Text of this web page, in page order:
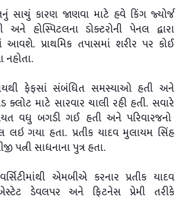
સાચું કારણ જાણવા માટે હવે કિંગ જ્યોર્જ
અને હોસ્પિટલના ડોક્ટરોની પેનલ દ્વારા
આવશે. પ્રાથમિક તપાસમાં શરીર પર કોઈ
નહોતા.
ફેફસાં સંબંધિત સમસ્યાઓ હતી અને
ક્લોટ માટે સારવાર ચાલી રહી હતી. સવારે
વધુ બગડી ગઈ હતી અને પરિવારજનો
લઇ ગયા હતા. પ્રતીક યાદવ મુલાયમ સિંહ
પત્ની સાધનાના પુત્ર હતા.
એમબીએ કરનાર પ્રતીક યાદવ
ડેવલપર અને ફિટનેસ પ્રેમી તરીકે